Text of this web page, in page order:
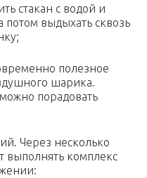
стакан с водой и
потом выдыхать сквозь
полезное
шарика.
порадовать
Через несколько
выполнять комплекс